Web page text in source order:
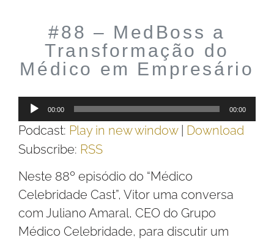
#88 – MedBoss a
Transformação do
Médico em Empresário
Tocador
de
áudio
00:00 00:00
Podcast: Play in new window| Download
Subscribe: RSS
Neste 88º episódio do “Médico
Celebridade Cast”, Vitor uma conversa
com Juliano Amaral, CEO do Grupo
Médico Celebridade, para discutir um